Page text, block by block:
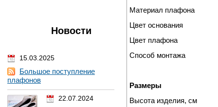
Новости
15.03.2025
Большое поступление
плафонов
22.07.2024
Материал плафона
Цвет основания
Цвет плафона
Способ монтажа
Размеры
Высота изделия, см